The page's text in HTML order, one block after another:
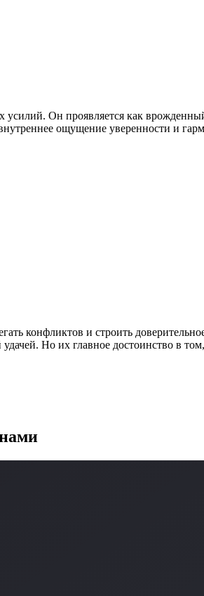
Он проявляется как
ощущение уверенности и
конфликтов и строить
Но их главное достоинство в